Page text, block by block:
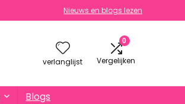
Nieuws en blogs lezen
verlanglijst
0
Vergelijken
Blogs